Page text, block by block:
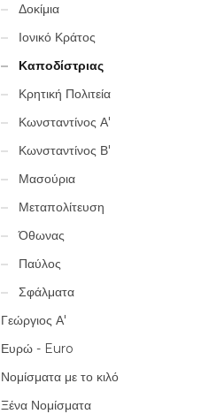
Δοκίμια
Ιονικό Κράτος
Καποδίστριας
Κρητική Πολιτεία
Κωνσταντίνος Α'
Κωνσταντίνος Β'
Μασούρια
Μεταπολίτευση
Όθωνας
Παύλος
Σφάλματα
Γεώργιος Α'
Ευρώ - Euro
Νομίσματα με το κιλό
Ξένα Νομίσματα